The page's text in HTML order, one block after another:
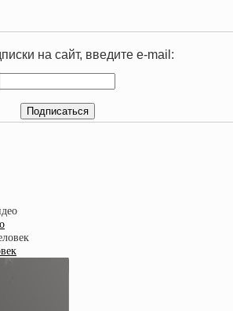
на сайт, введите e-mail: